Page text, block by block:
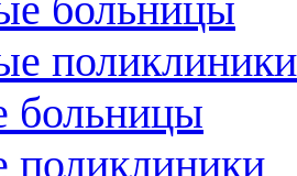
поликлиники
больницы
поликлиники